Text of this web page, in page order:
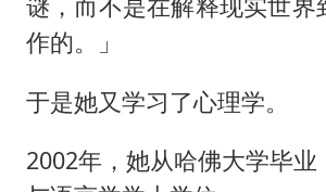
作的。」
于是她又学习了心理学。
2002年，她从哈佛大学毕